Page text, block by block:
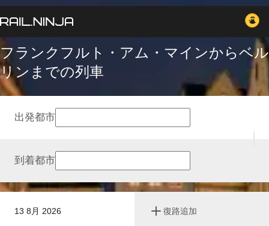
フランクフルト・アム・マインからベル
リンまでの列車
13 8月 2026 復路追加
出発都市
到着都市